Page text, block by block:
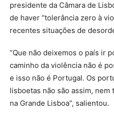
presidente da Câmara de
de haver “tolerância zero à
recentes situações de
“Que não deixemos o país ir
caminho da violência não é
e isso não é Portugal. Os
lisboetas não são assim,
na Grande Lisboa”, salientou.